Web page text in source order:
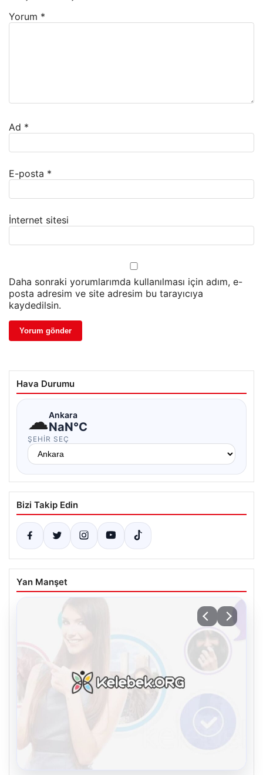
Yorum *
Ad *
E-posta *
İnternet sitesi
Daha sonraki yorumlarımda kullanılması için adım, e-
posta adresim ve site adresim bu tarayıcıya
kaydedilsin.
Hava Durumu
☁Ankara
NaN°C
ŞEHIR SEÇ
Bizi Takip Edin
Yan Manşet